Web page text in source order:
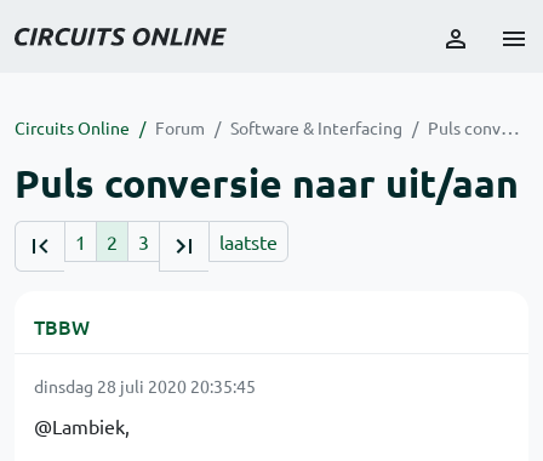
Circuits Online Forum Software & Interfacing Puls conversie naar uit/aan
Puls conversie naar uit/aan
1 2 3 laatste
TBBW
dinsdag 28 juli 2020 20:35:45
@Lambiek,